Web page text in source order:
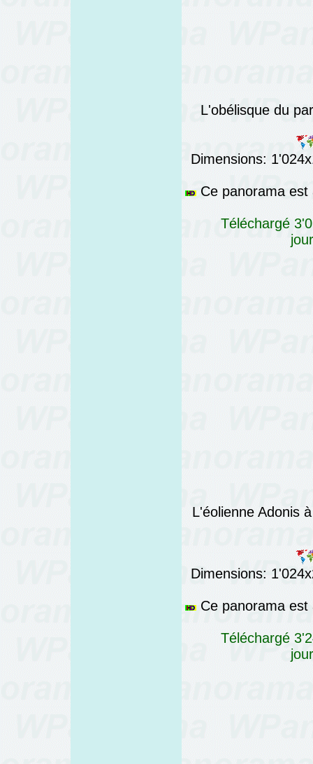
L'obélisque du
Dimensions:
Ce panorama
Téléchargé
L'éolienne Adonis
Dimensions:
Ce panorama est
Téléchargé